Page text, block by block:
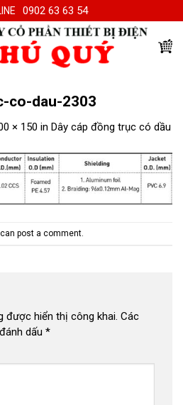
0902 63 63 54
co-dau-2303
× 150 in Dây cáp đồng trục có dầu
post a comment.
được hiển thị công khai. Các
dấu *